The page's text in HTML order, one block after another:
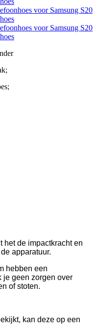
het de impactkracht en
apparatuur.
hebben een
je geen zorgen over
of stoten.
kan deze op een